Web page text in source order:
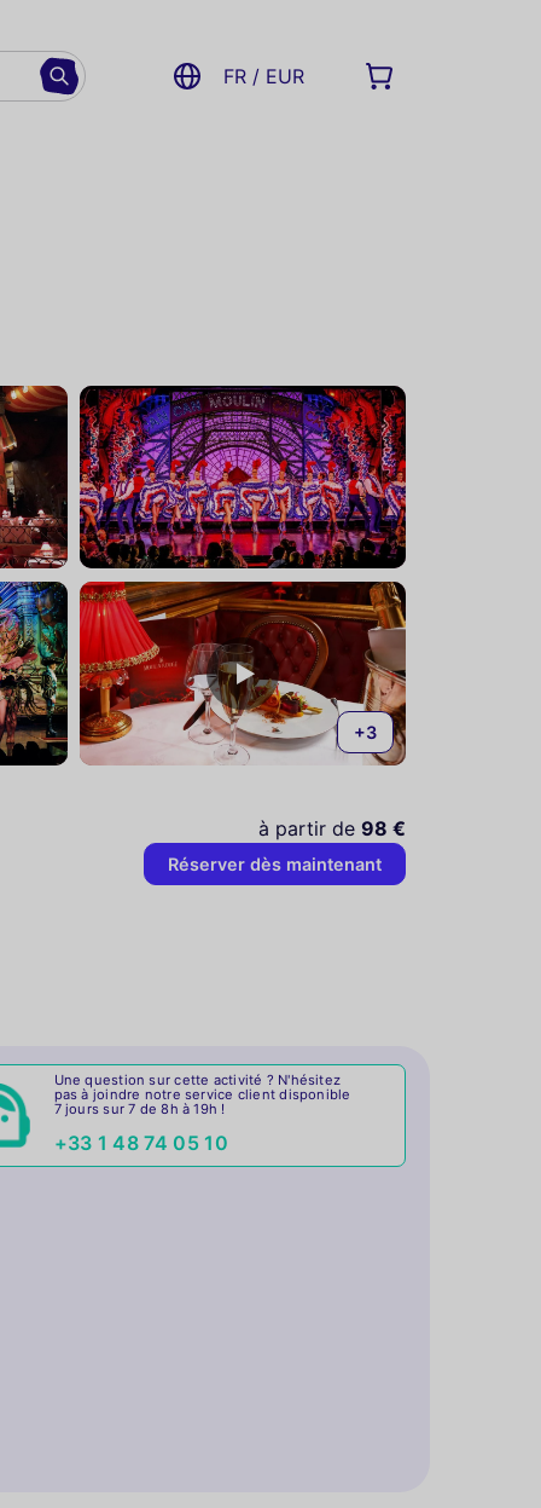
FR / EUR
+3
à partir de 98 €
Réserver dès maintenant
Une question sur cette activité ? N'hésitez
pas à joindre notre service client disponible
7 jours sur 7 de 8h à 19h !
+33 1 48 74 05 10